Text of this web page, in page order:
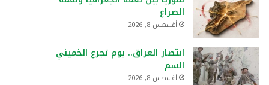
: الصراع
أغسطس 8, 2026
انتصار العراق.. يوم تجرع الخميني
السم
أغسطس 8, 2026